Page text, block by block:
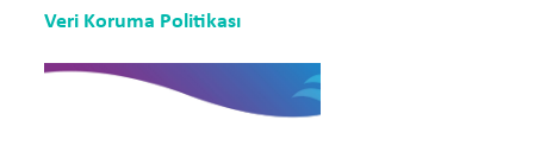
Veri Koruma Politikası